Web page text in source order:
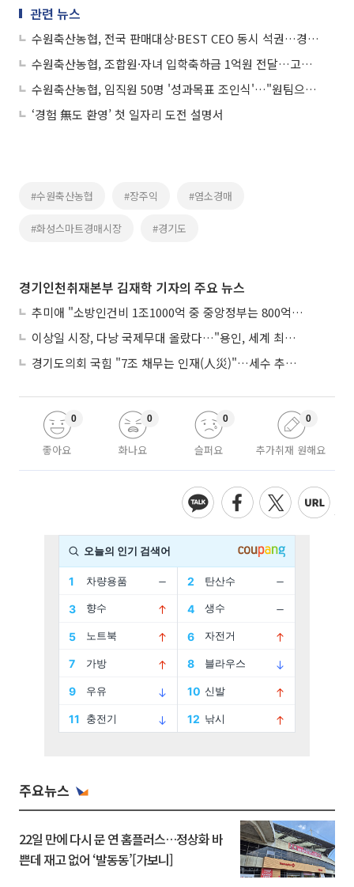
관련 뉴스
수원축산농협, 전국 판매대상·BEST CEO 동시 석권…경기도내 축협 역사 새로 썼다
수원축산농협, 조합원·자녀 입학축하금 1억원 전달…고등학생 19명·대학생 27명 총 46명 혜택
수원축산농협, 임직원 50명 '성과목표 조인식'…"원팀으로 위기돌파" 책임경영 선언
‘경험 無도 환영’ 첫 일자리 도전 설명서
#수원축산농협 #장주익 #염소경매
#화성스마트경매시장 #경기도
경기인천취재본부 김재학 기자의 주요 뉴스
추미애 "소방인건비 1조1000억 중 중앙정부는 800억뿐"
이상일 시장, 다낭 국제무대 올랐다…"용인, 세계 최대 반도체 도시 된다"
경기도의회 국힘 "7조 채무는 인재(人災)"…세수 추계 조작 의혹 제기
좋아요
0
화나요
0
슬퍼요
0
추가취재 원해요
0
주요뉴스
22일 만에 다시 문 연 홈플러스…정상화 바
쁜데 재고 없어 ‘발동동’[가보니]